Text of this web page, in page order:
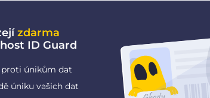
zdarma
ID Guard
proti únikům dat
úniku vašich dat